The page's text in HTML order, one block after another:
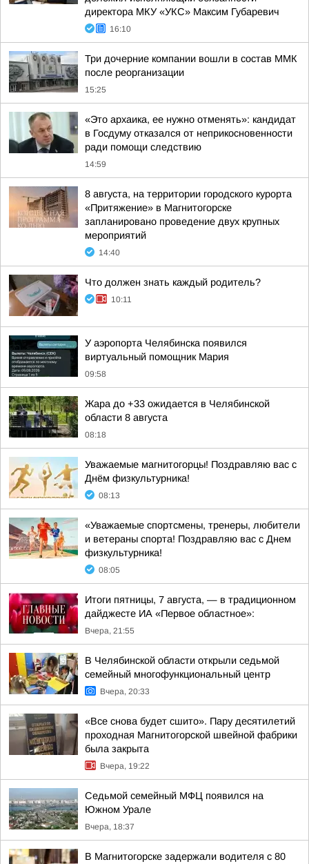
директора МКУ «УКС» Максим Губаревич
16:10
Три дочерние компании вошли в состав ММК
после реорганизации
15:25
«Это архаика, ее нужно отменять»: кандидат
в Госдуму отказался от неприкосновенности
ради помощи следствию
14:59
8 августа, на территории городского курорта
«Притяжение» в Магнитогорске
запланировано проведение двух крупных
мероприятий
14:40
Что должен знать каждый родитель?
10:11
У аэропорта Челябинска появился
виртуальный помощник Мария
09:58
Жара до +33 ожидается в Челябинской
области 8 августа
08:18
Уважаемые магнитогорцы! Поздравляю вас с
Днём физкультурника!
08:13
«Уважаемые спортсмены, тренеры, любители
и ветераны спорта! Поздравляю вас с Днем
физкультурника!
08:05
Итоги пятницы, 7 августа, — в традиционном
дайджесте ИА «Первое областное»:
Вчера, 21:55
В Челябинской области открыли седьмой
семейный многофункциональный центр
Вчера, 20:33
«Все снова будет сшито». Пару десятилетий
проходная Магнитогорской швейной фабрики
была закрыта
Вчера, 19:22
Седьмой семейный МФЦ появился на
Южном Урале
Вчера, 18:37
В Магнитогорске задержали водителя с 80